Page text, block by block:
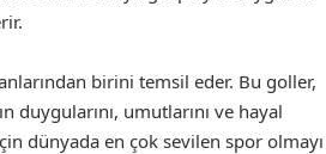
birini temsil eder. Bu goller,
duygularını, umutlarını ve hayal
dünyada en çok sevilen spor olmayı